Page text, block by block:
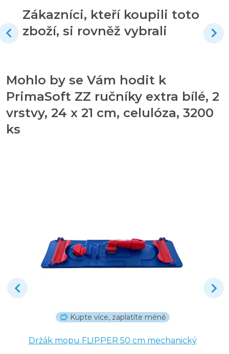
Zákazníci, kteří koupili toto
zboží, si rovněž vybrali
Mohlo by se Vám hodit k
PrimaSoft ZZ ručníky extra bílé, 2
vrstvy, 24 x 21 cm, celulóza, 3200
ks
Kupte více, zaplatíte méně
Držák mopu FLIPPER 50 cm mechanický